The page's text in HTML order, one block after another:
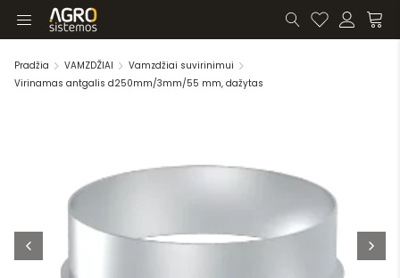
Pradžia VAMZDŽIAI
Vamzdžiai suvirinimui
Virinamas antgalis d250mm/3mm/55 mm, dažytas